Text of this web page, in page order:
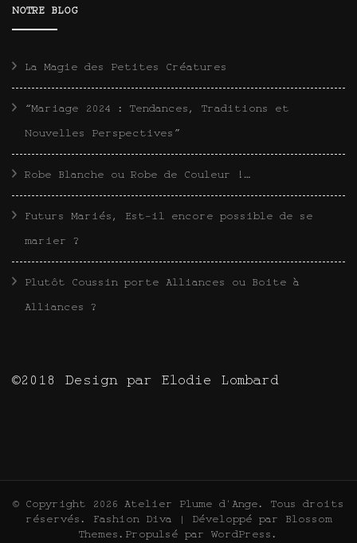
NOTRE BLOG
La Magie des Petites Créatures
“Mariage 2024 : Tendances, Traditions et
Nouvelles Perspectives”
Robe Blanche ou Robe de Couleur !…
Futurs Mariés, Est-il encore possible de se
marier ?
Plutôt Coussin porte Alliances ou Boite à
Alliances ?
©2018 Design par Elodie Lombard
© Copyright 2026 Atelier Plume d'Ange. Tous droits
réservés.
Fashion Diva | Développé par
Blossom
Themes .Propulsé par WordPress .